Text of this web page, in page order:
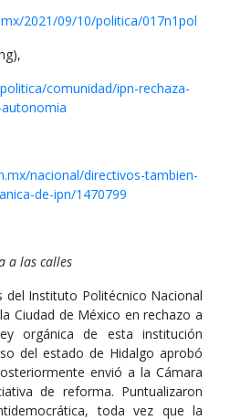
2021/09/10/politica/017n1pol
comunidad/ipn-rechaza-
nacional/directivos-tambien-
de-ipn/1470799
a las calles
del Instituto Politécnico Nacional
Ciudad de México en rechazo a
orgánica de esta institución
del estado de Hidalgo aprobó
envió a la Cámara
de reforma. Puntualizaron
toda vez que la